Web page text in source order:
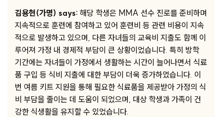
김용현(가명) says: 해당 학생은 MMA 선수 진로를 준비하며
지속적으로 훈련에 참여하고 있어 훈련비 등 관련 비용이 지속
적으로 발생하고 있으며, 다른 자녀들의 교육비 지출도 함께 이
루어져 가정 내 경제적 부담이 큰 상황이었습니다. 특히 방학
기간에는 자녀들이 가정에서 생활하는 시간이 늘어나면서 식료
품 구입 등 식비 지출에 대한 부담이 더욱 증가하였습니다. 이
번 여름 키트 지원을 통해 필요한 식료품을 제공받아 가정의 식
비 부담을 줄이는 데 도움이 되었으며, 대상 학생과 가족이 건
강한 식생활을 유지할 수 있었습니다.